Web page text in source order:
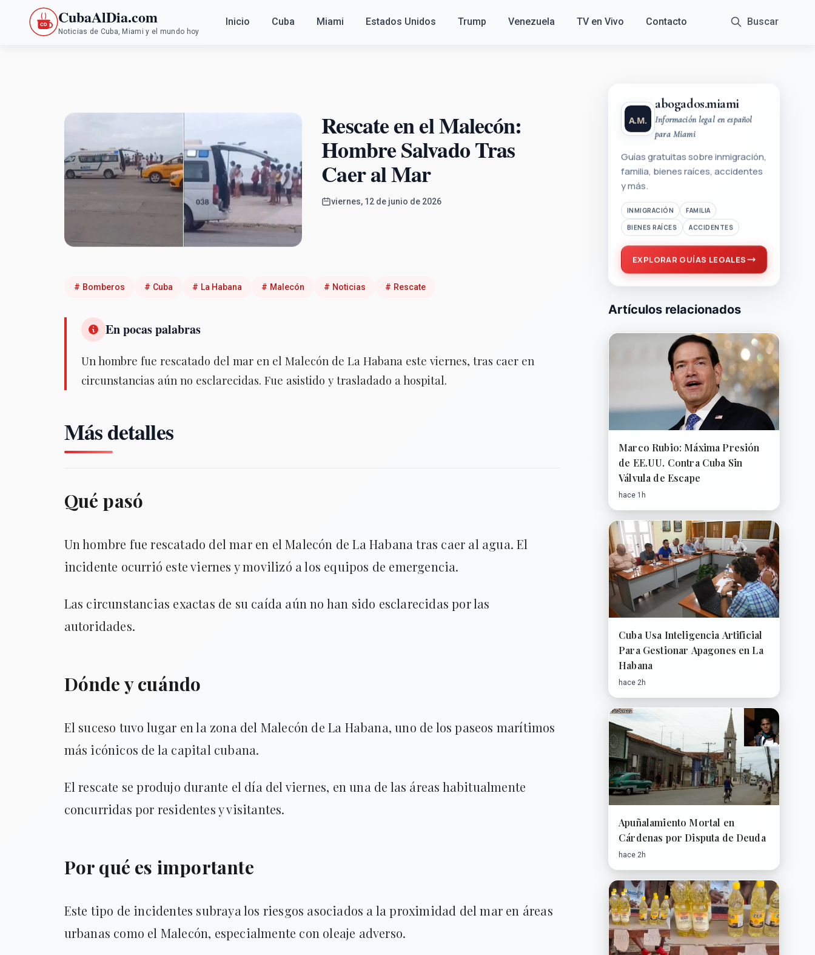
CubaAlDia.com
Noticias de Cuba, Miami y el mundo hoy
Inicio Cuba Miami Estados Unidos Trump Venezuela TV en Vivo Contacto Buscar
Rescate en el Malecón:
Hombre Salvado Tras
Caer al Mar
viernes, 12 de junio de 2026
# Bomberos # Cuba # La Habana # Malecón # Noticias # Rescate
En pocas palabras
Un hombre fue rescatado del mar en el Malecón de La Habana este viernes, tras caer en
circunstancias aún no esclarecidas. Fue asistido y trasladado a hospital.
Más detalles
Qué pasó
Un hombre fue rescatado del mar en el Malecón de La Habana tras caer al agua. El
incidente ocurrió este viernes y movilizó a los equipos de emergencia.
Las circunstancias exactas de su caída aún no han sido esclarecidas por las
autoridades.
Dónde y cuándo
El suceso tuvo lugar en la zona del Malecón de La Habana, uno de los paseos marítimos
más icónicos de la capital cubana.
El rescate se produjo durante el día del viernes, en una de las áreas habitualmente
concurridas por residentes y visitantes.
Por qué es importante
Este tipo de incidentes subraya los riesgos asociados a la proximidad del mar en áreas
urbanas como el Malecón, especialmente con oleaje adverso.
abogados.miami
Información legal en español
para Miami
Guías gratuitas sobre inmigración,
familia, bienes raíces, accidentes
y más.
INMIGRACIÓN
FAMILIA
BIENES RAÍCES
ACCIDENTES
EXPLORAR GUÍAS LEGALES
Artículos relacionados
Marco Rubio: Máxima Presión
de EE.UU. Contra Cuba Sin
Válvula de Escape
hace 1h
Cuba Usa Inteligencia Artificial
Para Gestionar Apagones en La
Habana
hace 2h
Apuñalamiento Mortal en
Cárdenas por Disputa de Deuda
hace 2h